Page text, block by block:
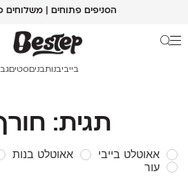
הסניפים פתוחים | משלוחים
בייביבנות בנים סטים
תגית:
אאוטלט בייבי אאוטלט בנות
עור